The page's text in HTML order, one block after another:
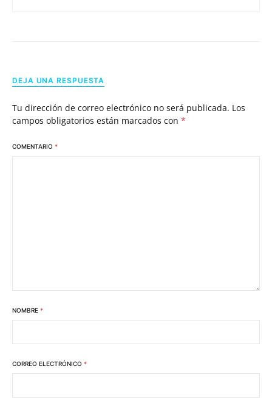
DEJA UNA RESPUESTA
Tu dirección de correo electrónico no será publicada. Los
campos obligatorios están marcados con *
COMENTARIO *
NOMBRE *
CORREO ELECTRÓNICO *